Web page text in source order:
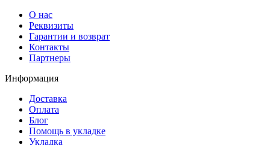
О нас
Реквизиты
Гарантии и возврат
Контакты
Партнеры
Информация
Доставка
Оплата
Блог
Помощь в укладке
Укладка